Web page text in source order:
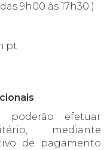
9h00 às 17h30 )
poderão efetuar
mediante
de pagamento